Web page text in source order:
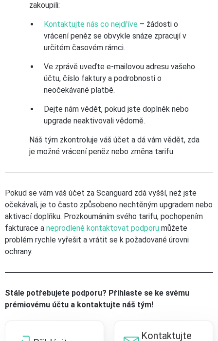
zakoupili:
Kontaktujte nás co nejdříve – žádosti o
vrácení peněz se obvykle snáze zpracují v
určitém časovém rámci.
Ve zprávě uveďte e-mailovou adresu vašeho
účtu, číslo faktury a podrobnosti o
neočekávané platbě.
Dejte nám vědět, pokud jste doplněk nebo
upgrade neaktivovali vědomě.
Náš tým zkontroluje váš účet a dá vám vědět, zda
je možné vrácení peněz nebo změna tarifu.
Pokud se vám váš účet za Scanguard zdá vyšší, než jste
očekávali, je to často způsobeno nechtěným upgradem nebo
aktivací doplňku. Prozkoumáním svého tarifu, pochopením
fakturace a neprodleně kontaktovat podporu můžete
problém rychle vyřešit a vrátit se k požadované úrovni
ochrany.
Stále potřebujete podporu? Přihlaste se ke svému
prémiovému účtu a kontaktujte náš tým!
Kontaktujte